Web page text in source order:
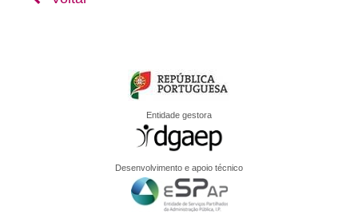
Entidade gestora
Desenvolvimento e apoio técnico